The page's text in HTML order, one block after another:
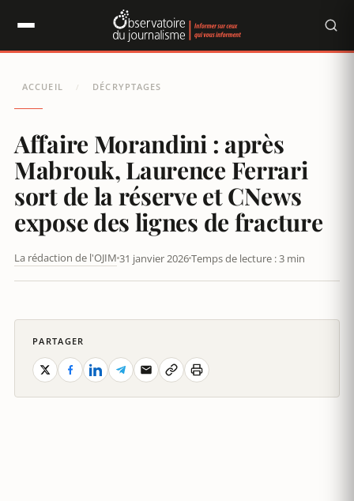
ACCUEIL / DÉCRYPTAGES
Affaire Morandini : après
Mabrouk, Laurence Ferrari
sort de la réserve et CNews
expose des lignes de fracture
La rédaction de l'OJIM 31 janvier 2026Temps de lecture : 3 min
PARTAGER
Panneau de gestion des cookies